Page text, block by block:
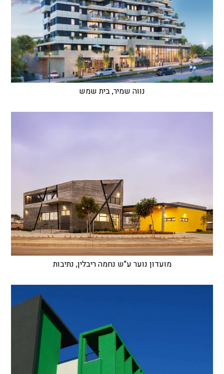
נווה שמיר, בית שמש
מועדון נוער ע"ש נחמה ריבלין, נתיבות